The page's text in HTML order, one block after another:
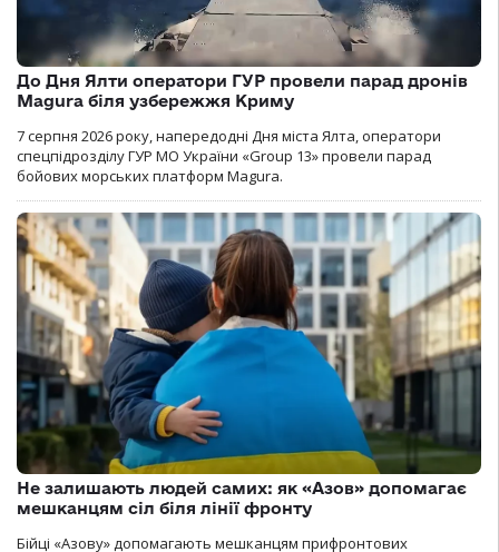
До Дня Ялти оператори ГУР провели парад дронів
Magura біля узбережжя Криму
7 серпня 2026 року, напередодні Дня міста Ялта, оператори
спецпідрозділу ГУР МО України «Group 13» провели парад
бойових морських платформ Magura.
Не залишають людей самих: як «Азов» допомагає
мешканцям сіл біля лінії фронту
Бійці «Азову» допомагають мешканцям прифронтових